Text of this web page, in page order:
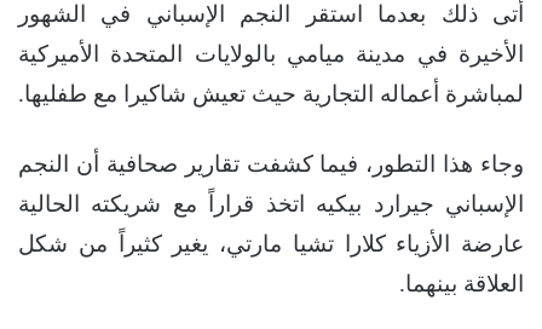
أتى ذلك بعدما استقر النجم الإسباني في الشهور
الأخيرة في مدينة ميامي بالولايات المتحدة الأميركية
لمباشرة أعماله التجارية حيث تعيش شاكيرا مع طفليها.
وجاء هذا التطور، فيما كشفت تقارير صحافية أن النجم
الإسباني جيرارد بيكيه اتخذ قراراً مع شريكته الحالية
عارضة الأزياء كلارا تشيا مارتي، يغير كثيراً من شكل
العلاقة بينهما.